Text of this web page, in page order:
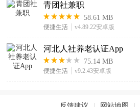
青团社兼职
58.61 MB
便捷生活 v4.89.22安卓版
河北人社养老认证App
75.14 MB
便捷生活 v9.2.43安卓版